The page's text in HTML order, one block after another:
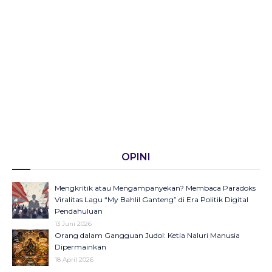
OPINI
Mengkritik atau Mengampanyekan? Membaca Paradoks
Viralitas Lagu “My Bahlil Ganteng” di Era Politik Digital
Pendahuluan
13 Juni 2026
Orang dalam Gangguan Judol: Ketia Naluri Manusia
Dipermainkan
18 April 2026